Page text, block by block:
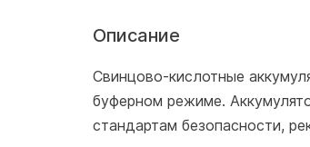
Описание
Свинцово-кислотные
буферном режиме.
стандартам безопасности,